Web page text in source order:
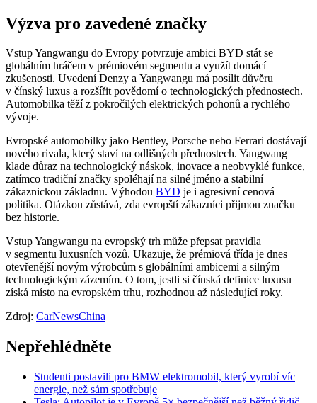
Výzva pro zavedené značky
Vstup Yangwangu do Evropy potvrzuje ambici BYD stát se
globálním hráčem v prémiovém segmentu a využít domácí
zkušenosti. Uvedení Denzy a Yangwangu má posílit důvěru
v čínský luxus a rozšířit povědomí o technologických přednostech.
Automobilka těží z pokročilých elektrických pohonů a rychlého
vývoje.
Evropské automobilky jako Bentley, Porsche nebo Ferrari dostávají
nového rivala, který staví na odlišných přednostech. Yangwang
klade důraz na technologický náskok, inovace a neobvyklé funkce,
zatímco tradiční značky spoléhají na silné jméno a stabilní
zákaznickou základnu. Výhodou BYD je i agresivní cenová
politika. Otázkou zůstává, zda evropští zákazníci přijmou značku
bez historie.
Vstup Yangwangu na evropský trh může přepsat pravidla
v segmentu luxusních vozů. Ukazuje, že prémiová třída je dnes
otevřenější novým výrobcům s globálními ambicemi a silným
technologickým zázemím. O tom, jestli si čínská definice luxusu
získá místo na evropském trhu, rozhodnou až následující roky.
Zdroj: CarNewsChina
Nepřehlédněte
Studenti postavili pro BMW elektromobil, který vyrobí víc
energie, než sám spotřebuje